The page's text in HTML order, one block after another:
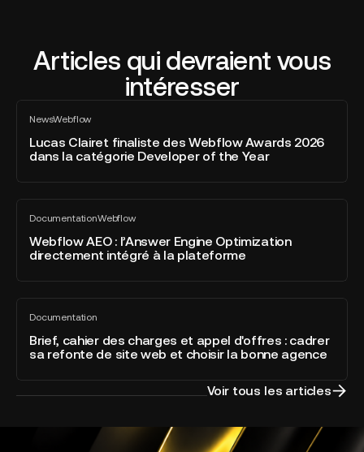
Articles qui devraient vous
intéresser
NewsWebflow
Tout
voir
Lucas Clairet finaliste des Webflow Awards 2026
dans la catégorie Developer of the Year
Lucas
Clairet
finaliste
des
dans
catégorie
Developer
the
DocumentationWebflow
Tout
voir
Webflow AEO : l’Answer Engine Optimization
directement intégré à la plateforme
Webflow
AEO
l’Answer
intégré
plateforme
Documentation
Tout
voir
Brief, cahier des charges et appel d'offres : cadrer
sa refonte de site web et choisir la bonne agence
Brief,
cahier
des
charges
Voir tous les articles